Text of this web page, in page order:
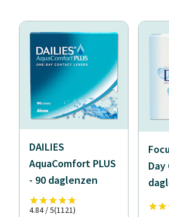
DAILIES
AquaComfort PLUS
- 90 daglenzen
4.84 / 5(1121)